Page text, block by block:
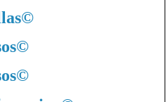
©
©
©